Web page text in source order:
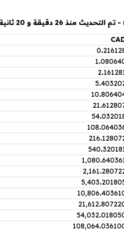
0.
1.
2.
5.
10.
21.
54.
108.
216.
540.
1,080.
2,161.
5,403.
10,806.
21,612.
54,032.
108,064.